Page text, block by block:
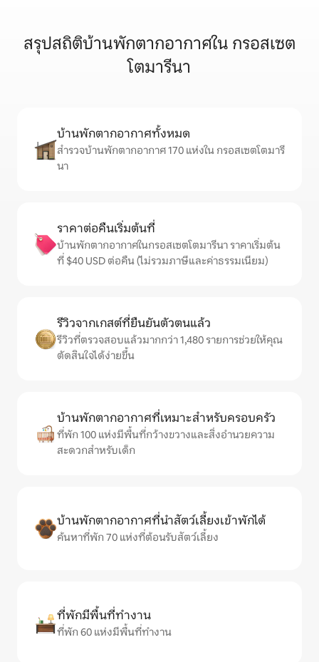
สรุปสถิติบ้านพักตากอากาศใน กรอสเซต
โตมารีนา
บ้านพักตากอากาศทั้งหมด
สำรวจบ้านพักตากอากาศ 170 แห่งใน กรอสเซตโตมารี
นา
ราคาต่อคืนเริ่มต้นที่
บ้านพักตากอากาศในกรอสเซตโตมารีนา ราคาเริ่มต้น
ที่ $40 USD ต่อคืน (ไม่รวมภาษีและค่าธรรมเนียม)
รีวิวจากเกสต์ที่ยืนยันตัวตนแล้ว
รีวิวที่ตรวจสอบแล้วมากกว่า 1,480 รายการช่วยให้คุณ
ตัดสินใจได้ง่ายขึ้น
บ้านพักตากอากาศที่เหมาะสำหรับครอบครัว
ที่พัก 100 แห่งมีพื้นที่กว้างขวางและสิ่งอำนวยความ
สะดวกสำหรับเด็ก
บ้านพักตากอากาศที่นำสัตว์เลี้ยงเข้าพักได้
ค้นหาที่พัก 70 แห่งที่ต้อนรับสัตว์เลี้ยง
ที่พักมีพื้นที่ทำงาน
ที่พัก 60 แห่งมีพื้นที่ทำงาน